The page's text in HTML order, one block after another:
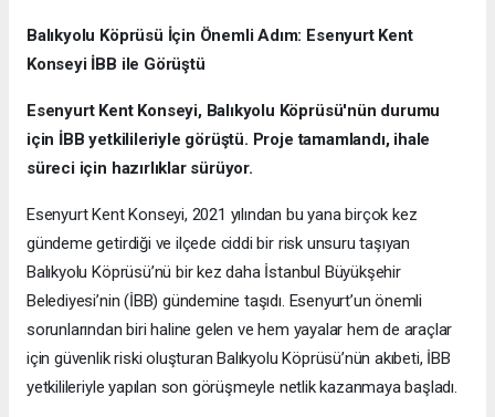
Balıkyolu Köprüsü İçin Önemli Adım: Esenyurt Kent
Konseyi İBB ile Görüştü
Esenyurt Kent Konseyi, Balıkyolu Köprüsü'nün durumu
için İBB yetkilileriyle görüştü. Proje tamamlandı, ihale
süreci için hazırlıklar sürüyor.
Esenyurt Kent Konseyi, 2021 yılından bu yana birçok kez
gündeme getirdiği ve ilçede ciddi bir risk unsuru taşıyan
Balıkyolu Köprüsü’nü bir kez daha İstanbul Büyükşehir
Belediyesi’nin (İBB) gündemine taşıdı. Esenyurt’un önemli
sorunlarından biri haline gelen ve hem yayalar hem de araçlar
için güvenlik riski oluşturan Balıkyolu Köprüsü’nün akıbeti, İBB
yetkilileriyle yapılan son görüşmeyle netlik kazanmaya başladı.